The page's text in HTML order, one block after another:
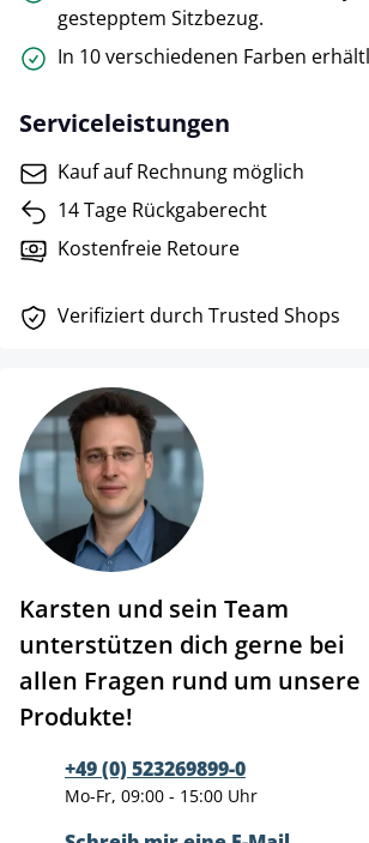
gestepptem Sitzbezug.
In 10 verschiedenen Farben
Serviceleistungen
Kauf auf Rechnung möglich
14 Tage Rückgaberecht
Kostenfreie Retoure
Verifiziert durch Trusted Shops
Karsten und sein Team
unterstützen dich gerne bei
allen Fragen rund um unsere
Produkte!
+49 (0) 523269899-0
Mo-Fr, 09:00 - 15:00 Uhr